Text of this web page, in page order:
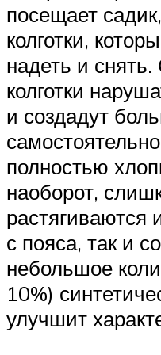
посещает
колготки,
надеть и
колготки
и создадут
полностью
наоборот,
растягиваются
с пояса, так и
небольшое
10%)
улучшит